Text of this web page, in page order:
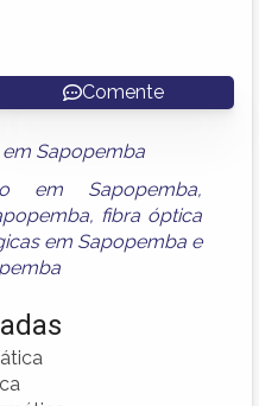
Comente
Sapopemba
em Sapopemba,
, fibra óptica
em Sapopemba e